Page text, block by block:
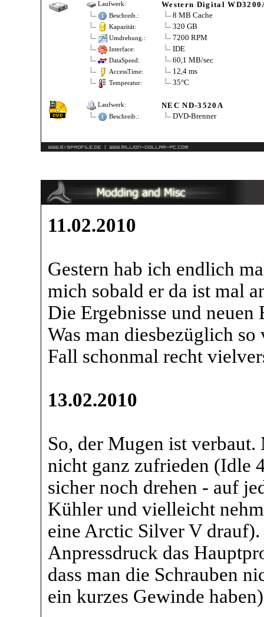
Laufwerk: Western Digital
Beschreib.: 8 MB Cache
Kapazität: 320 GB
Umdrehung.: 7200 RPM
Interface: IDE
DataSpeed: 60,1 MB/sec
AccessTime: 12,4 ms
Temperatur: 35°C
Laufwerk: NEC ND-3520A
Beschreib.: DVD-Brenner
11.02.2010
Gestern hab ich endlich
mich sobald er da ist mal
Die Ergebnisse und
Was man diesbezüglich
Fall schonmal recht
13.02.2010
So, der Mugen ist
nicht ganz zufrieden (Idle
sicher noch drehen - auf
Kühler und vielleicht
eine Arctic Silver V
Anpressdruck das
dass man die Schrauben
ein kurzes Gewinde